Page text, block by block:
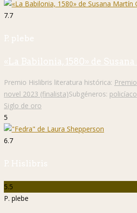
7.7
P. plebe
«La Babilonia, 1580» de
Premio Hislibris literatura histórica:
novel 2023 (finalista)Subgéneros: policíaco
Siglo de oro
5
6.7
P. Hislibris
5.5
P. plebe